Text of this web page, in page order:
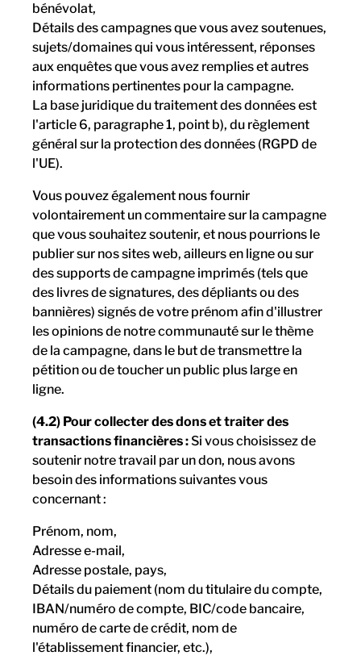
bénévolat,
Détails des campagnes que vous avez soutenues,
sujets/domaines qui vous intéressent, réponses
aux enquêtes que vous avez remplies et autres
informations pertinentes pour la campagne.
La base juridique du traitement des données est
l'article 6, paragraphe 1, point b), du règlement
général sur la protection des données (RGPD de
l'UE).
Vous pouvez également nous fournir
volontairement un commentaire sur la campagne
que vous souhaitez soutenir, et nous pourrions le
publier sur nos sites web, ailleurs en ligne ou sur
des supports de campagne imprimés (tels que
des livres de signatures, des dépliants ou des
bannières) signés de votre prénom afin d'illustrer
les opinions de notre communauté sur le thème
de la campagne, dans le but de transmettre la
pétition ou de toucher un public plus large en
ligne.
(4.2) Pour collecter des dons et traiter des
transactions financières : Si vous choisissez de
soutenir notre travail par un don, nous avons
besoin des informations suivantes vous
concernant :
Prénom, nom,
Adresse e-mail,
Adresse postale, pays,
Détails du paiement (nom du titulaire du compte,
IBAN/numéro de compte, BIC/code bancaire,
numéro de carte de crédit, nom de
l'établissement financier, etc.),